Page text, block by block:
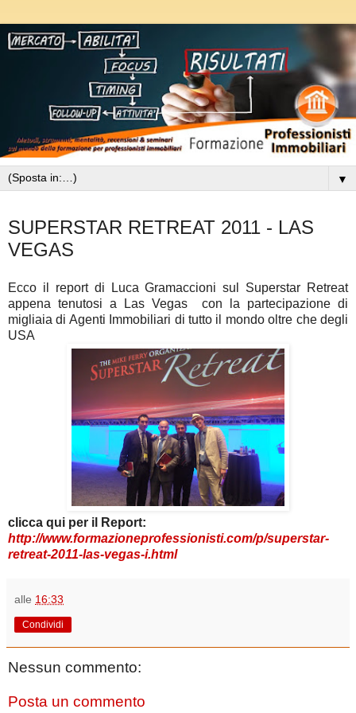
▼
SUPERSTAR RETREAT 2011 - LAS
VEGAS
Ecco il report di Luca Gramaccioni sul Superstar Retreat
appena tenutosi a Las Vegas con la partecipazione di
migliaia di Agenti Immobiliari di tutto il mondo oltre che degli
USA
clicca qui per il Report:
http://www.formazioneprofessionisti.com/p/superstar-
retreat-2011-las-vegas-i.html
alle 16:33
Condividi
Nessun commento:
Posta un commento